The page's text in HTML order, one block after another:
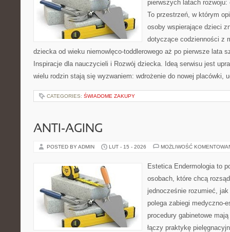
pierwszych latach
To przestrzeń, w którym
osoby wspierające dzieci
dotyczące codzienności z
dziecka od wieku niemowlęco-toddlerowego aż po pierwsze lata
Inspiracje dla nauczycieli i Rozwój dziecka. Ideą serwisu jest
wielu rodzin stają się wyzwaniem: wdrożenie do nowej placówki,
CATEGORIES: ŚWIADOME ZAKUPY
ANTI-AGING
POSTED BY ADMIN LUT - 15 - 2026 MOŻLIWOŚĆ
Estetica Endermologia to
osobach, które chcą
jednocześnie rozumieć,
polega zabiegi medyczno-
procedury gabinetowe
łączy praktykę